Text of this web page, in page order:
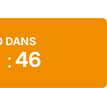
DANS
:46